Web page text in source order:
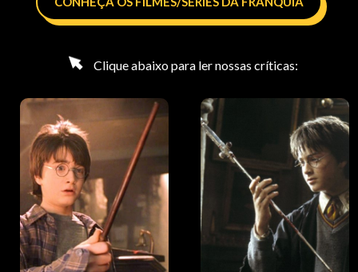
Clique abaixo para ler nossas críticas: